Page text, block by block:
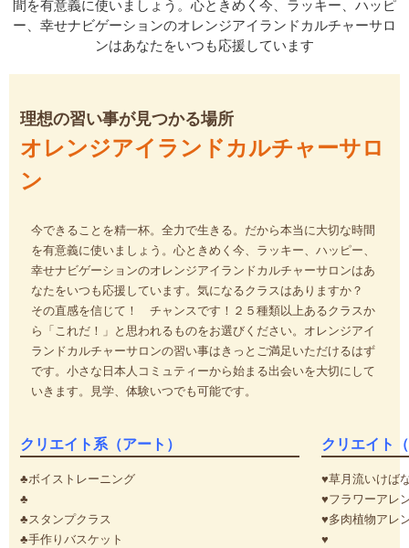
理想の習い事が見つかる場所
オレンジアイランドカルチャーサロ
ン
今できることを精一杯。全力で生きる。だから本当に大切な時間
を有意義に使いましょう。心ときめく今、ラッキー、ハッピー、
幸せナビゲーションのオレンジアイランドカルチャーサロンはあ
なたをいつも応援しています。気になるクラスはありますか？
その直感を信じて！ チャンスです！２５種類以上あるクラスか
ら「これだ！」と思われるものをお選びください。オレンジアイ
ランドカルチャーサロンの習い事はきっとご満足いただけるはず
です。小さな日本人コミュティーから始まる出会いを大切にして
いきます。見学、体験いつでも可能です。
クリエイト系（アート）
♣ボイストレーニング
♣
♣スタンプクラス
♣手作りバスケット
クリエイト
♥草月流いけば
♥フラワーアレ
♥多肉植物アレ
♥